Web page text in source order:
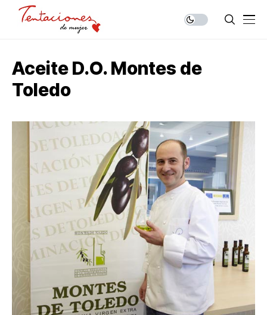
Aceite D.O. Montes de
Toledo